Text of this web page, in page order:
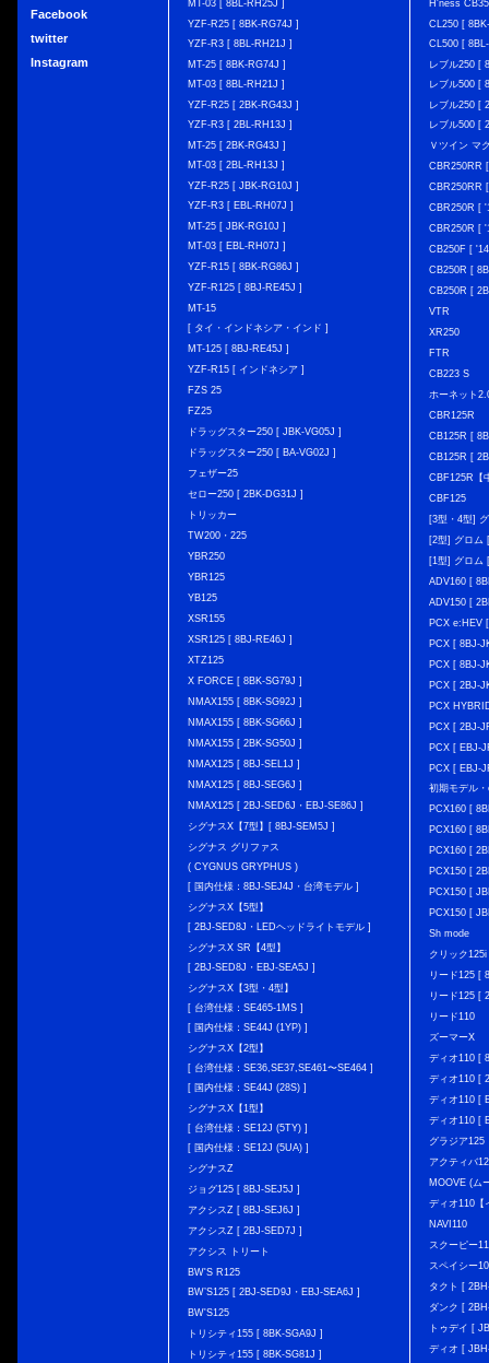
Facebook
twitter
Instagram
MT-03 [ 8BL-RH25J ]
YZF-R25 [ 8BK-RG74J ]
YZF-R3 [ 8BL-RH21J ]
MT-25 [ 8BK-RG74J ]
MT-03 [ 8BL-RH21J ]
YZF-R25 [ 2BK-RG43J ]
YZF-R3 [ 2BL-RH13J ]
MT-25 [ 2BK-RG43J ]
MT-03 [ 2BL-RH13J ]
YZF-R25 [ JBK-RG10J ]
YZF-R3 [ EBL-RH07J ]
MT-25 [ JBK-RG10J ]
MT-03 [ EBL-RH07J ]
YZF-R15 [ 8BK-RG86J ]
YZF-R125 [ 8BJ-RE45J ]
MT-15
[ タイ・インドネシア・インド ]
MT-125 [ 8BJ-RE45J ]
YZF-R15 [ インドネシア ]
FZS 25
FZ25
ドラッグスター250 [ JBK-VG05J ]
ドラッグスター250 [ BA-VG02J ]
フェザー25
セロー250 [ 2BK-DG31J ]
トリッカー
TW200・225
YBR250
YBR125
YB125
XSR155
XSR125 [ 8BJ-RE46J ]
XTZ125
X FORCE [ 8BK-SG79J ]
NMAX155 [ 8BK-SG92J ]
NMAX155 [ 8BK-SG66J ]
NMAX155 [ 2BK-SG50J ]
NMAX125 [ 8BJ-SEL1J ]
NMAX125 [ 8BJ-SEG6J ]
NMAX125 [ 2BJ-SED6J・EBJ-SE86J ]
シグナスX【7型】[ 8BJ-SEM5J ]
シグナス グリファス
( CYGNUS GRYPHUS )
[ 国内仕様：8BJ-SEJ4J・台湾モデル ]
シグナスX【5型】
[ 2BJ-SED8J・LEDヘッドライトモデル ]
シグナスX SR【4型】
[ 2BJ-SED8J・EBJ-SEA5J ]
シグナスX【3型・4型】
[ 台湾仕様：SE465-1MS ]
[ 国内仕様：SE44J (1YP) ]
シグナスX【2型】
[ 台湾仕様：SE36,SE37,SE461〜SE464 ]
[ 国内仕様：SE44J (28S) ]
シグナスX【1型】
[ 台湾仕様：SE12J (5TY) ]
[ 国内仕様：SE12J (5UA) ]
シグナスZ
ジョグ125 [ 8BJ-SEJ5J ]
アクシスZ [ 8BJ-SEJ6J ]
アクシスZ [ 2BJ-SED7J ]
アクシス トリート
BW'S R125
BW’S125 [ 2BJ-SED9J・EBJ-SEA6J ]
BW'S125
トリシティ155 [ 8BK-SGA9J ]
トリシティ155 [ 8BK-SG81J ]
H'ness
CL250 [
CL500 [
レブル250 [
レブル500 [
レブル250 [
レブル500 [
Ｖツイン マ
CBR250RR
CBR250RR
CBR250R [
CBR250R [
CB250F [
CB250R [
CB250R [
VTR
XR250
FTR
CB223 S
ホーネット
CBR125R
CB125R [
CB125R [
CBF125R【
CBF125
[3型・4型]
[2型] グロム
[1型] グロム
ADV160 [
ADV150 [
PCX e:HEV
PCX [ 8BJ-
PCX [ 8BJ-
PCX [ 2BJ-
PCX
PCX [ 2BJ-
PCX [ EBJ-
PCX [ EBJ-
初期モデル
PCX160 [
PCX160 [
PCX160 [
PCX150 [
PCX150 [
PCX150 [
Sh mode
クリック
リード125 [
リード125 [
リード110
ズーマーX
ディオ110 [
ディオ110 [
ディオ110 [
ディオ110 [
グラジア125
アクティバ
MOOVE (ム
ディオ110【
NAVI110
スクーピー
スペイシー
タクト [
ダンク [
トゥデイ [
ディオ [